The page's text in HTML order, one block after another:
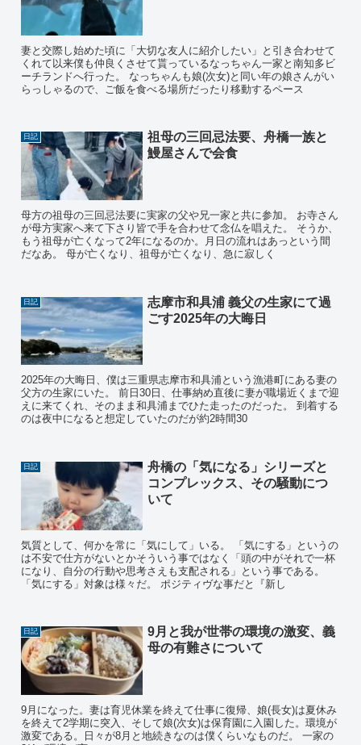
妻と交際し始めた頃に「大切な友人に紹介したい」と引き合わせて
くれて以来僕も仲良くさせて貰っているなっちゃん一家と南知多ビ
ーチランドへ行った。 なっちゃんも娘(次女)と同い年の娘さんがい
らっしゃるので、ご飯を食べる場所だったり移動するペース
日記
祖母の三回忌法要、舟橋一族と
鰻屋さんで会食
母方の祖母の三回忌法要に実家の父や兄一家と共に参加。 お寺さん
が母方実家へ来て下さり皆で手を合わせて念仏を唱えた。 そうか、
もう祖母が亡くなって2年になるのか。月日の流れはあっという間
だなあ。 母が亡くなり、祖母が亡くなり、急に寂しく
日記
志摩市和具浦 義父の生家にて過
ごす2025年の大晦日
2025年の大晦日、僕は三重県志摩市和具浦という漁港町にある妻の
父方の生家にいた。 前日30日、仕事納め直後に妻が職場近くまで迎
えに来てくれ、そのまま和具浦までひた走ったのだった。 到着する
のは夜中になると想定していたのだが約2時間30
日記
舟橋の「気になる」シリーズと
コンプレックス、その騒動につ
いて
気質として、何かを常に「気にして」いる。 「気にする」というの
は不安で仕方がないとかそういう事ではなく「頭の中がそれで一杯
になり、自分の行動や思考さえも支配される」という事である。
「気にする」対象は様々だ。 ポジティヴな事だと『新し
日記
9月と我が世帯の環境の激変、義
母の有難さについて
9月になった。妻は育児休業を終えて仕事に復帰、娘(長女)は夏休み
を終えて2学期に突入、そして娘(次女)は保育園に入園した。環境が
激変である。日々が8月と地続きなのは僕くらいなものだ。 一家の